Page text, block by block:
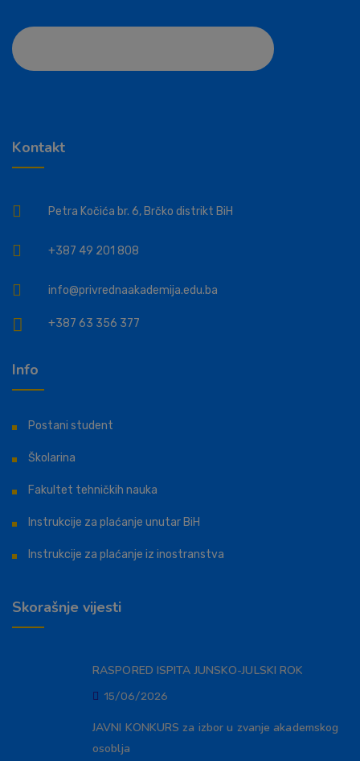
Kontakt
Petra Kočića br. 6, Brčko distrikt BiH
+387 49 201 808
info@privrednaakademija.edu.ba
+387 63 356 377
Info
Postani student
Školarina
Fakultet tehničkih nauka
Instrukcije za plaćanje unutar BiH
Instrukcije za plaćanje iz inostranstva
Skorašnje vijesti
RASPORED ISPITA JUNSKO-JULSKI ROK
15/06/2026
JAVNI KONKURS za izbor u zvanje akademskog
osoblja